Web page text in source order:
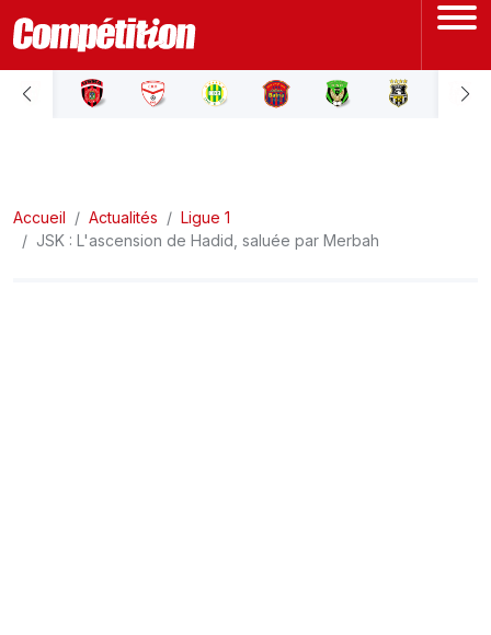
ACCUEIL
LIGUE 2
Accueil Actualités
Ligue 1
JSK : L'ascension de Hadid, saluée par Merbah